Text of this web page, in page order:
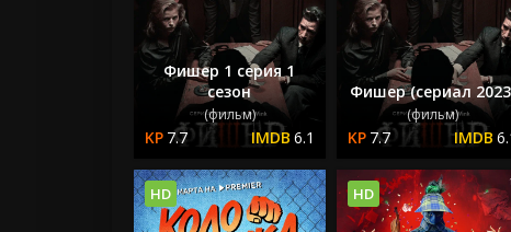
Фишер 1 серия 1
сезон
(фильм)
7.7 6.1
Фишер (сериал
(фильм)
7.7
HD HD